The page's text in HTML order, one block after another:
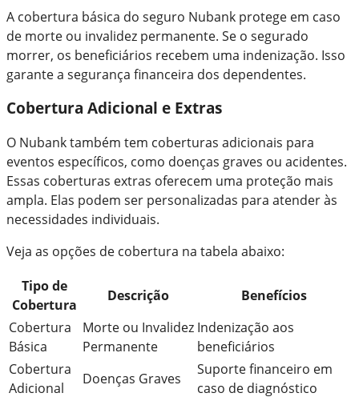
A cobertura básica do seguro Nubank protege em caso
de morte ou invalidez permanente. Se o segurado
morrer, os beneficiários recebem uma indenização. Isso
garante a segurança financeira dos dependentes.
Cobertura Adicional e Extras
O Nubank também tem coberturas adicionais para
eventos específicos, como doenças graves ou acidentes.
Essas coberturas extras oferecem uma proteção mais
ampla. Elas podem ser personalizadas para atender às
necessidades individuais.
Veja as opções de cobertura na tabela abaixo:
Tipo de
Cobertura
Descrição
Benefícios
Cobertura
Básica
Morte ou Invalidez
Permanente
Indenização aos
beneficiários
Cobertura
Adicional
Doenças Graves
Suporte financeiro em
caso de diagnóstico